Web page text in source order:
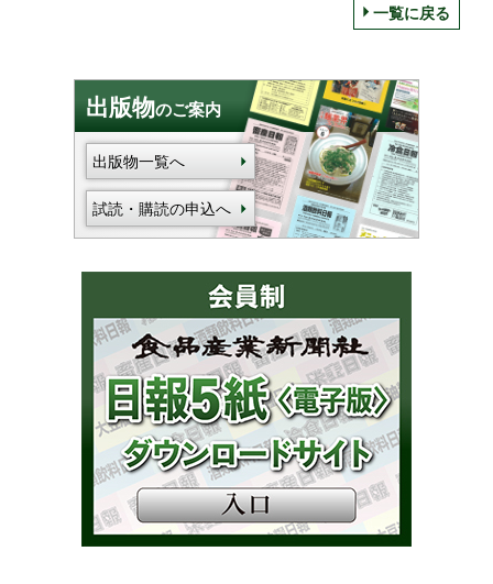
一覧に戻る
出版物のご案内
出版物一覧へ
試読・購読の申込へ